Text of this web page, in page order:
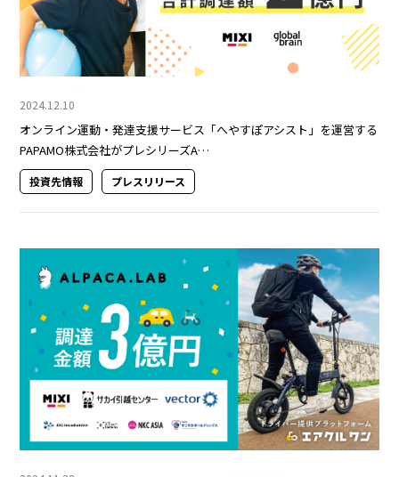
2024.12.10
オンライン運動・発達支援サービス「へやすぽアシスト」を運営する
PAPAMO株式会社がプレシリーズA…
投資先情報 プレスリリース